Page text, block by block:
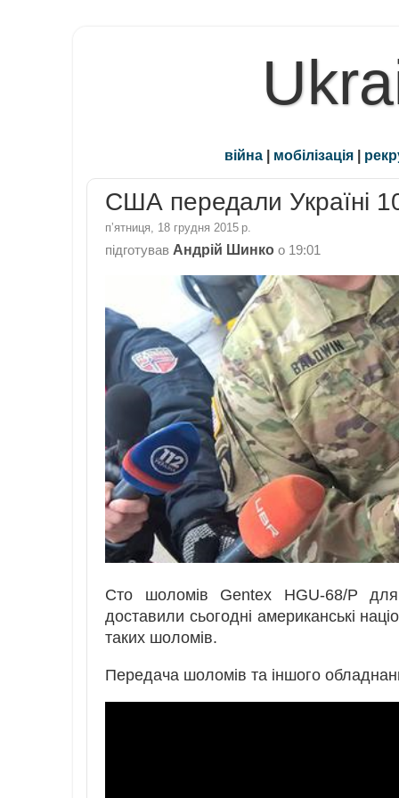
війна | мобілізація |
США передали Україні
пʼятниця, 18 грудня 2015 р.
підготував Андрій Шинко о 19:01
Сто шоломів Gentex HGU-68/P для
доставили сьогодні американські
таких шоломів.
Передача шоломів та іншого